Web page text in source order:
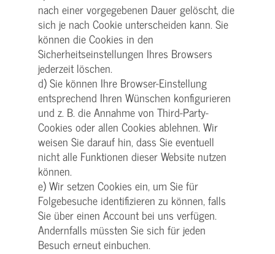
nach einer vorgegebenen Dauer gelöscht, die
sich je nach Cookie unterscheiden kann. Sie
können die Cookies in den
Sicherheitseinstellungen Ihres Browsers
jederzeit löschen.
d) Sie können Ihre Browser-Einstellung
entsprechend Ihren Wünschen konfigurieren
und z. B. die Annahme von Third-Party-
Cookies oder allen Cookies ablehnen. Wir
weisen Sie darauf hin, dass Sie eventuell
nicht alle Funktionen dieser Website nutzen
können.
e) Wir setzen Cookies ein, um Sie für
Folgebesuche identifizieren zu können, falls
Sie über einen Account bei uns verfügen.
Andernfalls müssten Sie sich für jeden
Besuch erneut einbuchen.